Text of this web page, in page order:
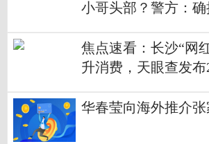
小哥头部？警方：
焦点速看：长沙“网
升消费，天眼查发布
华春莹向海外推介